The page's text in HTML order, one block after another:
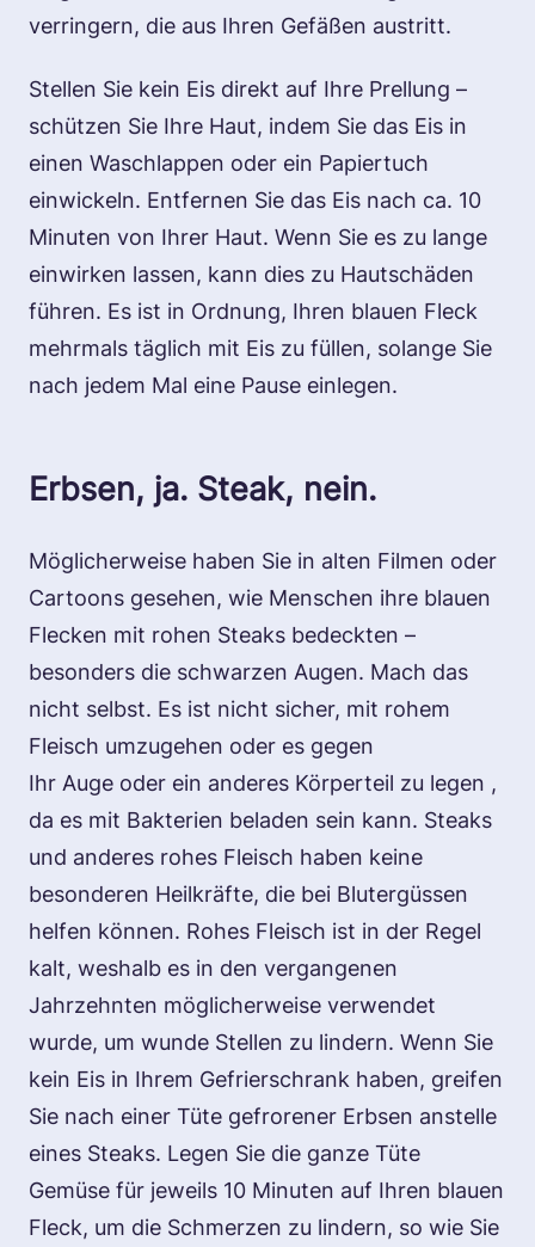
verringern, die aus Ihren Gefäßen austritt.
Stellen Sie kein Eis direkt auf Ihre Prellung –
schützen Sie Ihre Haut, indem Sie das Eis in
einen Waschlappen oder ein Papiertuch
einwickeln. Entfernen Sie das Eis nach ca. 10
Minuten von Ihrer Haut. Wenn Sie es zu lange
einwirken lassen, kann dies zu Hautschäden
führen. Es ist in Ordnung, Ihren blauen Fleck
mehrmals täglich mit Eis zu füllen, solange Sie
nach jedem Mal eine Pause einlegen.
Erbsen, ja. Steak, nein.
Möglicherweise haben Sie in alten Filmen oder
Cartoons gesehen, wie Menschen ihre blauen
Flecken mit rohen Steaks bedeckten –
besonders die schwarzen Augen. Mach das
nicht selbst. Es ist nicht sicher, mit rohem
Fleisch umzugehen oder es gegen
Ihr Auge oder ein anderes Körperteil zu legen ,
da es mit Bakterien beladen sein kann. Steaks
und anderes rohes Fleisch haben keine
besonderen Heilkräfte, die bei Blutergüssen
helfen können. Rohes Fleisch ist in der Regel
kalt, weshalb es in den vergangenen
Jahrzehnten möglicherweise verwendet
wurde, um wunde Stellen zu lindern. Wenn Sie
kein Eis in Ihrem Gefrierschrank haben, greifen
Sie nach einer Tüte gefrorener Erbsen anstelle
eines Steaks. Legen Sie die ganze Tüte
Gemüse für jeweils 10 Minuten auf Ihren blauen
Fleck, um die Schmerzen zu lindern, so wie Sie